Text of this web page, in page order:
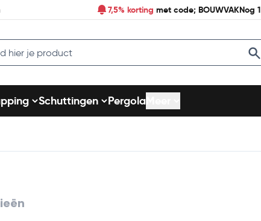
7,5% kortingmet code; BOUWVAKNog1
Schuttingen Pergola